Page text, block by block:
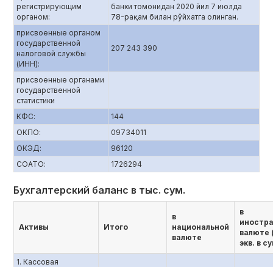
регистрирующим
органом:
банки томонидан 2020 йил 7 июлда
78-рақам билан рўйхатга олинган.
присвоенные органом
государственной
налоговой службы
(ИНН):
207 243 390
присвоенные органами
государственной
статистики
КФС:
144
ОКПО:
09734011
ОКЭД:
96120
СОАТО:
1726294
Бухгалтерский баланс в тыс. сум.
Активы Итого
в
национальной
валюте
в
валюте
экв. в
1. Кассовая